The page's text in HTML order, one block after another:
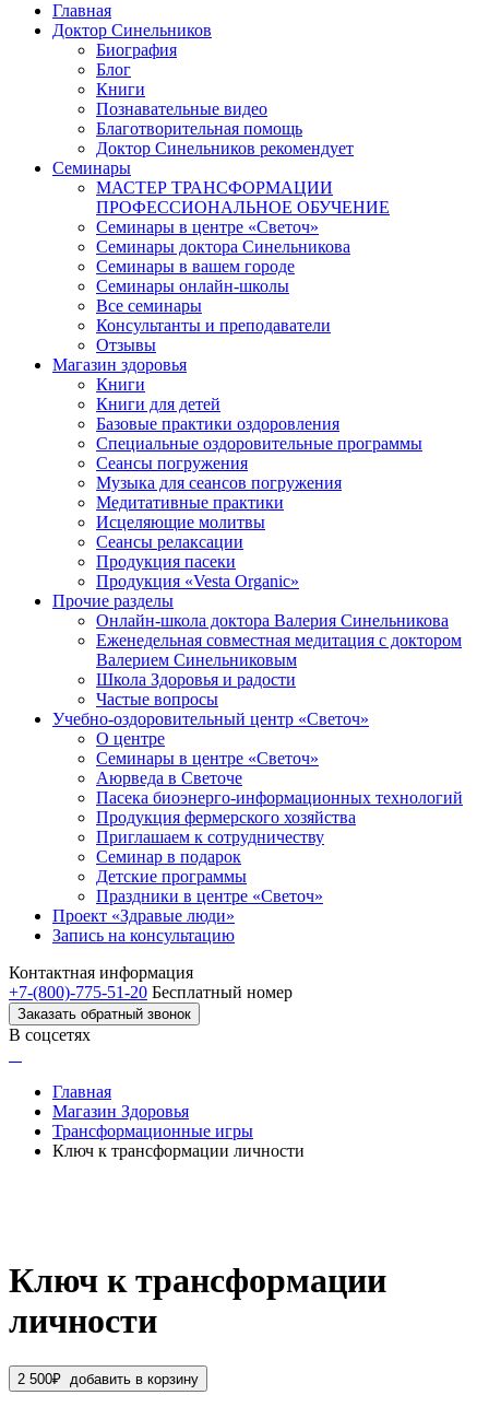
Главная
Доктор Синельников
Биография
Блог
Книги
Познавательные видео
Благотворительная помощь
Доктор Синельников рекомендует
Семинары
МАСТЕР ТРАНСФОРМАЦИИ
ПРОФЕССИОНАЛЬНОЕ ОБУЧЕНИЕ
Семинары в центре «Светоч»
Семинары доктора Синельникова
Семинары в вашем городе
Семинары онлайн-школы
Все семинары
Консультанты и преподаватели
Отзывы
Магазин здоровья
Книги
Книги для детей
Базовые практики оздоровления
Специальные оздоровительные программы
Сеансы погружения
Музыка для сеансов погружения
Медитативные практики
Исцеляющие молитвы
Сеансы релаксации
Продукция пасеки
Продукция «Vesta Organic»
Прочие разделы
Онлайн-школа доктора Валерия Синельникова
Еженедельная совместная медитация с доктором
Валерием Синельниковым
Школа Здоровья и радости
Частые вопросы
Учебно-оздоровительный центр «Светоч»
О центре
Семинары в центре «Светоч»
Аюрведа в Светоче
Пасека биоэнерго-информационных технологий
Продукция фермерского хозяйства
Приглашаем к сотрудничеству
Семинар в подарок
Детские программы
Праздники в центре «Светоч»
Проект «Здравые люди»
Запись на консультацию
Контактная информация
+7-(800)-775-51-20 Бесплатный номер
Заказать обратный звонок
В соцсетях
Главная
Магазин Здоровья
Трансформационные игры
Ключ к трансформации личности
Ключ к трансформации
личности
2 500₽ добавить в корзину